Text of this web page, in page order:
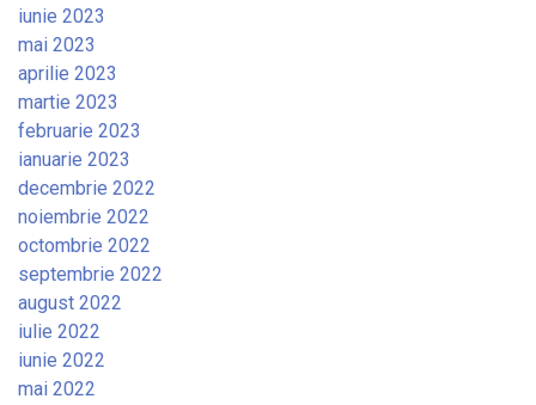
iunie 2023
mai 2023
aprilie 2023
martie 2023
februarie 2023
ianuarie 2023
decembrie 2022
noiembrie 2022
octombrie 2022
septembrie 2022
august 2022
iulie 2022
iunie 2022
mai 2022